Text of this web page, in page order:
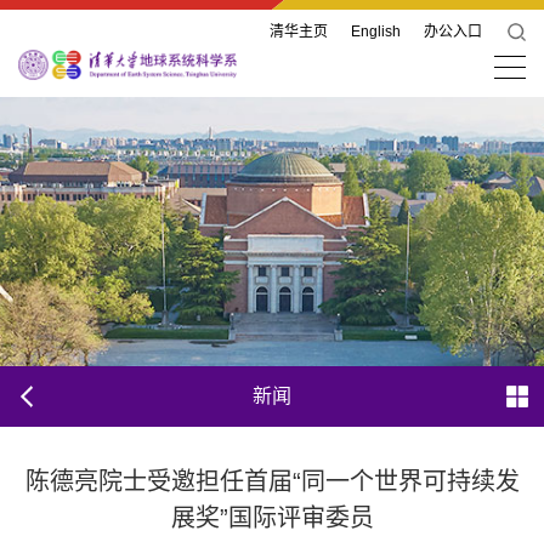
清华主页 English 办公入口
新闻
陈德亮院士受邀担任首届“同一个世界可持续发
展奖”国际评审委员